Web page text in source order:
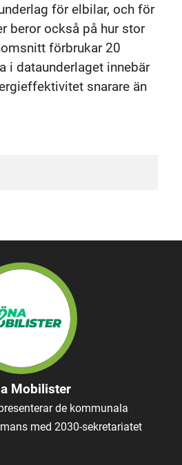
för elbilar, och för
beror också på hur stor
förbrukar 20
i dataunderlaget innebär
snarare än
Mobilister
de kommunala
med 2030-sekretariatet